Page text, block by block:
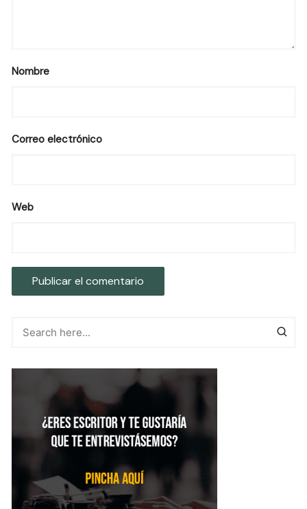
Nombre
Correo electrónico
Web